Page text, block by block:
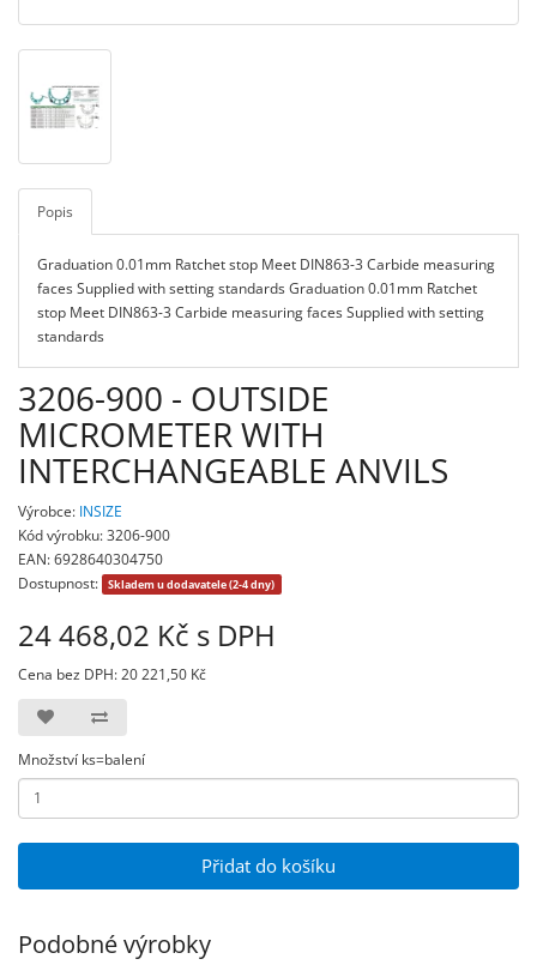
Popis
Graduation 0.01mm Ratchet stop Meet DIN863-3 Carbide measuring
faces Supplied with setting standards Graduation 0.01mm Ratchet
stop Meet DIN863-3 Carbide measuring faces Supplied with setting
standards
3206-900 - OUTSIDE
MICROMETER WITH
INTERCHANGEABLE ANVILS
Výrobce: INSIZE
Kód výrobku: 3206-900
EAN: 6928640304750
Dostupnost:
Skladem u dodavatele (2-4 dny)
24 468,02 Kč s DPH
Cena bez DPH: 20 221,50 Kč
Množství ks=balení
Přidat do košíku
Podobné výrobky